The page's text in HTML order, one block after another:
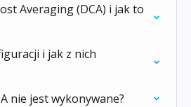
Averaging (DCA) i jak to
i jak z nich
nie jest wykonywane?